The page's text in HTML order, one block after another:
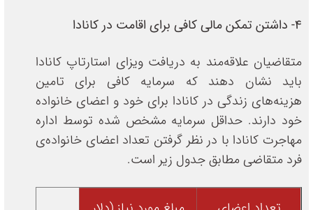
4- داشتن تمکن مالی کافی برای اقامت در کانادا
متقاضیان علاقه‌مند به دریافت ویزای استارتاپ کانادا
باید نشان دهند که سرمایه کافی برای تامین
هزینه‌های زندگی در کانادا برای خود و اعضای خانواده
خود دارند. حداقل سرمایه مشخص شده توسط اداره
مهاجرت کانادا با در نظر گرفتن تعداد اعضای خانواده‌ی
فرد متقاضی مطابق جدول زیر است.